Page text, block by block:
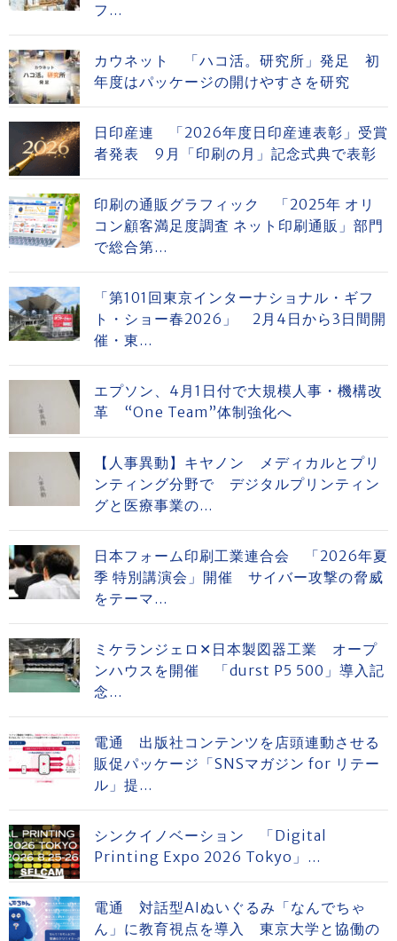
フ...
カウネット 「ハコ活。研究所」発足 初
年度はパッケージの開けやすさを研究
日印産連 「2026年度日印産連表彰」受賞
者発表 9月「印刷の月」記念式典で表彰
印刷の通販グラフィック 「2025年 オリ
コン顧客満足度調査 ネット印刷通販」部門
で総合第...
「第101回東京インターナショナル・ギフ
ト・ショー春2026」 2月4日から3日間開
催・東...
エプソン、4月1日付で大規模人事・機構改
革 “One Team”体制強化へ
【人事異動】キヤノン メディカルとプリ
ンティング分野で デジタルプリンティン
グと医療事業の...
日本フォーム印刷工業連合会 「2026年夏
季 特別講演会」開催 サイバー攻撃の脅威
をテーマ...
ミケランジェロ✕日本製図器工業 オープ
ンハウスを開催 「durst P5 500」導入記
念...
電通 出版社コンテンツを店頭連動させる
販促パッケージ「SNSマガジン for リテー
ル」提...
シンクイノベーション 「Digital
Printing Expo 2026 Tokyo」...
電通 対話型AIぬいぐるみ「なんでちゃ
ん」に教育視点を導入 東京大学と協働の